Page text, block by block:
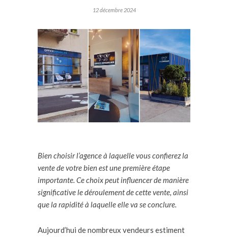
12 décembre 2024
Bien choisir l’agence à laquelle vous confierez la
vente de votre bien est une première étape
importante. Ce choix peut influencer de manière
significative le déroulement de cette vente, ainsi
que la rapidité à laquelle elle va se conclure.
Aujourd’hui de nombreux vendeurs estiment